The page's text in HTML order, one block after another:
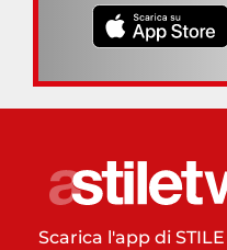
Scarica l'app di